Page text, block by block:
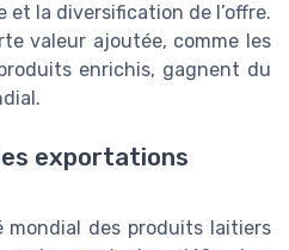
la diversification de l’offre.
valeur ajoutée, comme les
enrichis, gagnent du
exportations
mondial des produits laitiers